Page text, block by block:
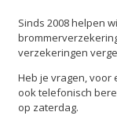
Sinds 2008 helpen
verzekeringen
Heb je vragen, voor
ook telefonisch
op zaterdag.